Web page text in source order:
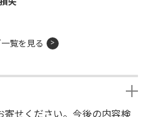
覧を見る
寄せください。今後の内容検